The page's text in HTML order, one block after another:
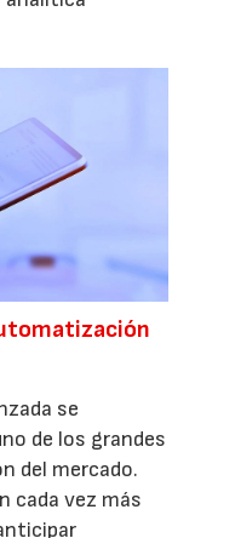
se
de los grandes
del mercado.
cada vez más